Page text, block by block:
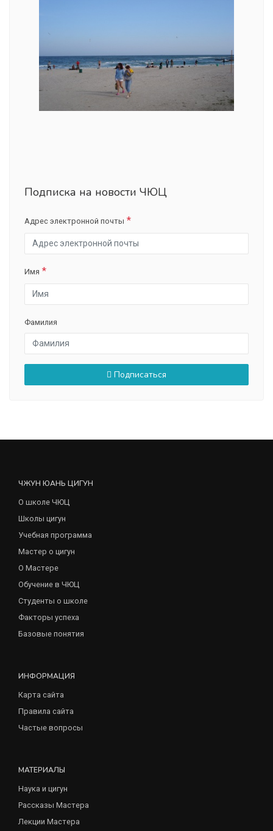
Подписка на новости ЧЮЦ
Адрес электронной почты
Имя
Фамилия
Подписаться
ЧЖУН ЮАНЬ ЦИГУН
О школе ЧЮЦ
Школы цигун
Учебная программа
Мастер о цигун
О Мастере
Обучение в ЧЮЦ
Студенты о школе
Факторы успеха
Базовые понятия
ИНФОРМАЦИЯ
Карта сайта
Правила сайта
Частые вопросы
МАТЕРИАЛЫ
Наука и цигун
Рассказы Мастера
Лекции Мастера